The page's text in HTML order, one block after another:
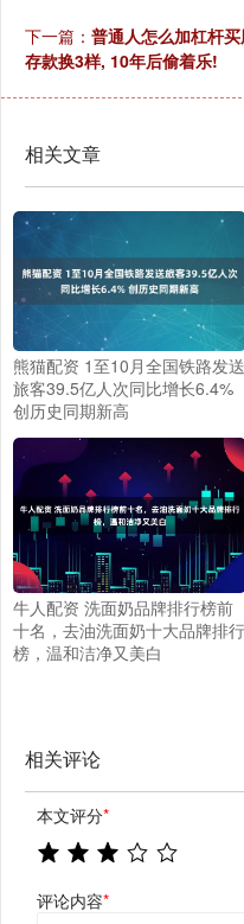
下一篇： 普通人怎么加杠杆
存款换3样, 10年后偷着乐!
相关文章
熊猫配资 1至10月全国铁路发送
旅客39.5亿人次同比增长6.4%
创历史同期新高
牛人配资 洗面奶品牌排行榜前
十名，去油洗面奶十大品牌排行
榜，温和洁净又美白
相关评论
本文评分*
评论内容*